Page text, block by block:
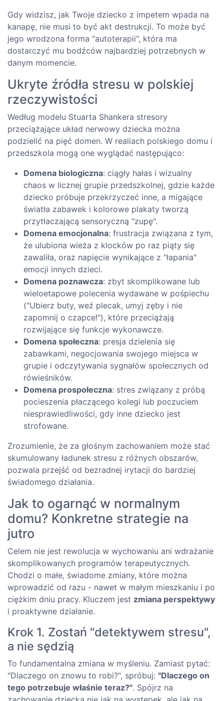
Gdy widzisz, jak Twoje dziecko z impetem wpada na
kanapę, nie musi to być akt destrukcji. To może być
jego wrodzona forma "autoterapii", która ma
dostarczyć mu bodźców najbardziej potrzebnych w
danym momencie.
Ukryte źródła stresu w polskiej
rzeczywistości
Według modelu Stuarta Shankera stresory
przeciążające układ nerwowy dziecka można
podzielić na pięć domen. W realiach polskiego domu i
przedszkola mogą one wyglądać następująco:
Domena biologiczna: ciągły hałas i wizualny
chaos w licznej grupie przedszkolnej, gdzie każde
dziecko próbuje przekrzyczeć inne, a migające
światła zabawek i kolorowe plakaty tworzą
przytłaczającą sensoryczną "zupę".
Domena emocjonalna: frustracja związana z tym,
że ulubiona wieża z klocków po raz piąty się
zawaliła, oraz napięcie wynikające z "łapania"
emocji innych dzieci.
Domena poznawcza: zbyt skomplikowane lub
wieloetapowe polecenia wydawane w pośpiechu
("Ubierz buty, weź plecak, umyj zęby i nie
zapomnij o czapce!"), które przeciążają
rozwijające się funkcje wykonawcze.
Domena społeczna: presja dzielenia się
zabawkami, negocjowania swojego miejsca w
grupie i odczytywania sygnałów społecznych od
rówieśników.
Domena prospołeczna: stres związany z próbą
pocieszenia płaczącego kolegi lub poczuciem
niesprawiedliwości, gdy inne dziecko jest
strofowane.
Zrozumienie, że za głośnym zachowaniem może stać
skumulowany ładunek stresu z różnych obszarów,
pozwala przejść od bezradnej irytacji do bardziej
świadomego działania.
Jak to ogarnąć w normalnym
domu? Konkretne strategie na
jutro
Celem nie jest rewolucja w wychowaniu ani wdrażanie
skomplikowanych programów terapeutycznych.
Chodzi o małe, świadome zmiany, które można
wprowadzić od razu - nawet w małym mieszkaniu i po
ciężkim dniu pracy. Kluczem jest zmiana perspektywy
i proaktywne działanie.
Krok 1. Zostań "detektywem stresu",
a nie sędzią
To fundamentalna zmiana w myśleniu. Zamiast pytać:
"Dlaczego on znowu to robi?", spróbuj: "Dlaczego on
tego potrzebuje właśnie teraz?". Spójrz na